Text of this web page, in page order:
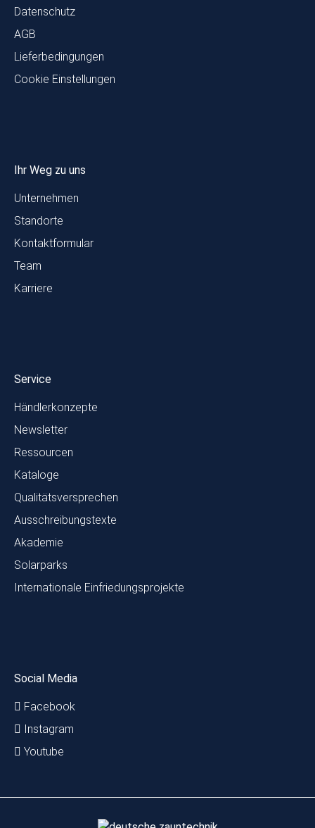
Datenschutz
AGB
Lieferbedingungen
Cookie Einstellungen
Ihr Weg zu uns
Unternehmen
Standorte
Kontaktformular
Team
Karriere
Service
Händlerkonzepte
Newsletter
Ressourcen
Kataloge
Qualitätsversprechen
Ausschreibungstexte
Akademie
Solarparks
Internationale Einfriedungsprojekte
Social Media
Facebook
Instagram
Youtube